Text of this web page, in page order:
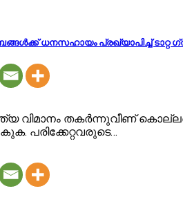
ധനസഹായം പ്രഖ്യാപിച്ച്
വിമാനം തകർന്നുവീണ്
പരിക്കേറ്റവരുടെ…